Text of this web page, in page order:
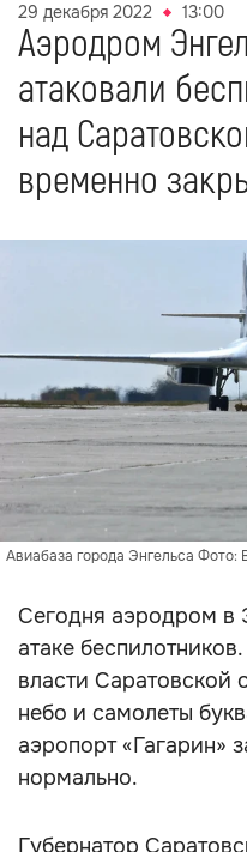
29 декабря 2022 13:00
Аэродром
атаковали
над
временно
Авиабаза города Энгельса
Сегодня аэродром в
атаке
власти Саратовской
небо и самолеты
аэропорт «Гагарин»
нормально.
Губернатор